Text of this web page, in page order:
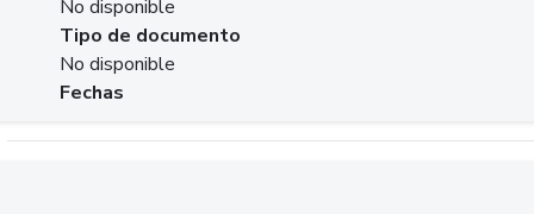
No disponible
Tipo de documento
No disponible
Fechas